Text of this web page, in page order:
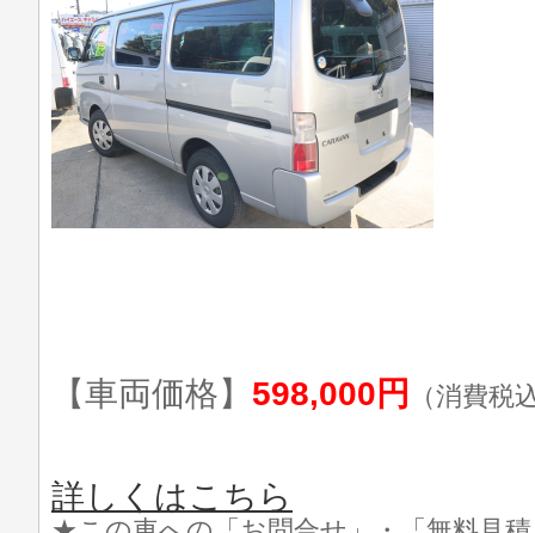
【車両価格】 598,000円 （消費税
詳しくはこちら